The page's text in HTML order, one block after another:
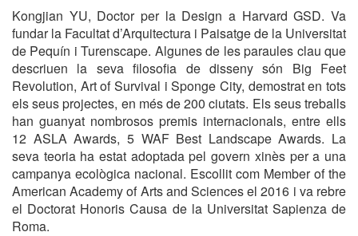
Kongjian YU, Doctor per la Design a Harvard GSD. Va
fundar la Facultat d’Arquitectura i Paisatge de la Universitat
de Pequín i Turenscape. Algunes de les paraules clau que
descriuen la seva filosofia de disseny són Big Feet
Revolution, Art of Survival i Sponge City, demostrat en tots
els seus projectes, en més de 200 ciutats. Els seus treballs
han guanyat nombrosos premis internacionals, entre ells
12 ASLA Awards, 5 WAF Best Landscape Awards. La
seva teoria ha estat adoptada pel govern xinès per a una
campanya ecològica nacional. Escollit com Member of the
American Academy of Arts and Sciences el 2016 i va rebre
el Doctorat Honoris Causa de la Universitat Sapienza de
Roma.